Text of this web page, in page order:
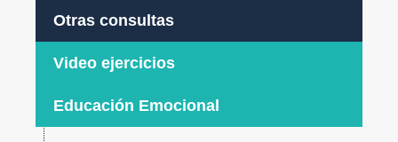
Otras consultas
Video ejercicios
Educación Emocional